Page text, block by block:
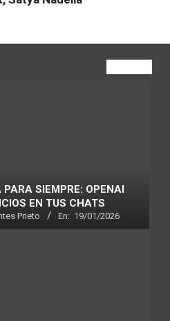
SIEMPRE: OPENAI
EN TUS CHATS
Prieto En: 19/01/2026